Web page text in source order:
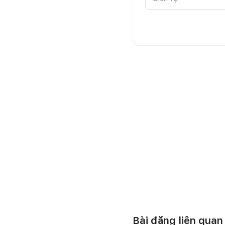
Bài đăng liên quan